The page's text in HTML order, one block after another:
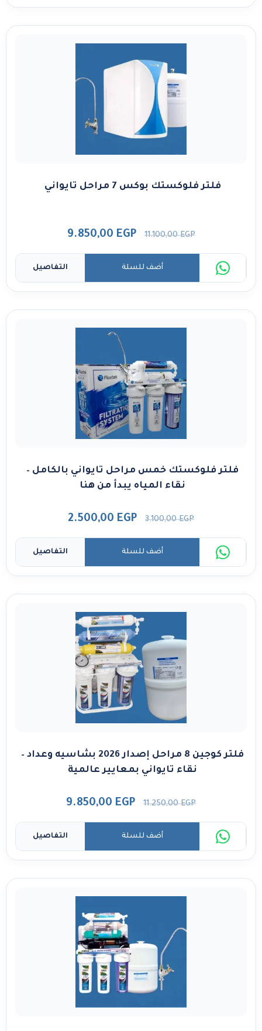
فلتر فلوكستك بوكس 7 مراحل تايواني
11.100,00EGP
9.850,00 EGP
التفاصيل أضف للسلة
فلتر فلوكستك خمس مراحل تايواني بالكامل –
نقاء المياه يبدأ من هنا
3.100,00EGP
2.500,00 EGP
التفاصيل أضف للسلة
فلتر كوجين 8 مراحل إصدار 2026 بشاسيه وعداد –
نقاء تايواني بمعايير عالمية
11.250,00EGP
9.850,00 EGP
التفاصيل أضف للسلة